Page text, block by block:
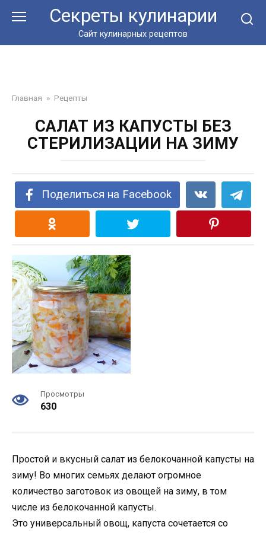
Секреты кулинарии
Сайт кулинарных рецептов
Главная » Рецепты
САЛАТ ИЗ КАПУСТЫ БЕЗ
СТЕРИЛИЗАЦИИ НА ЗИМУ
Поделиться на Facebook
Просмотры
630
Простой и вкусный салат из белокочанной капусты на
зиму! Во многих семьях делают огромное
количество заготовок из овощей на зиму, в том
числе из белокочанной капусты.
Это универсальный овощ, капуста сочетается со